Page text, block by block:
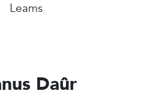
Leams
Daûr